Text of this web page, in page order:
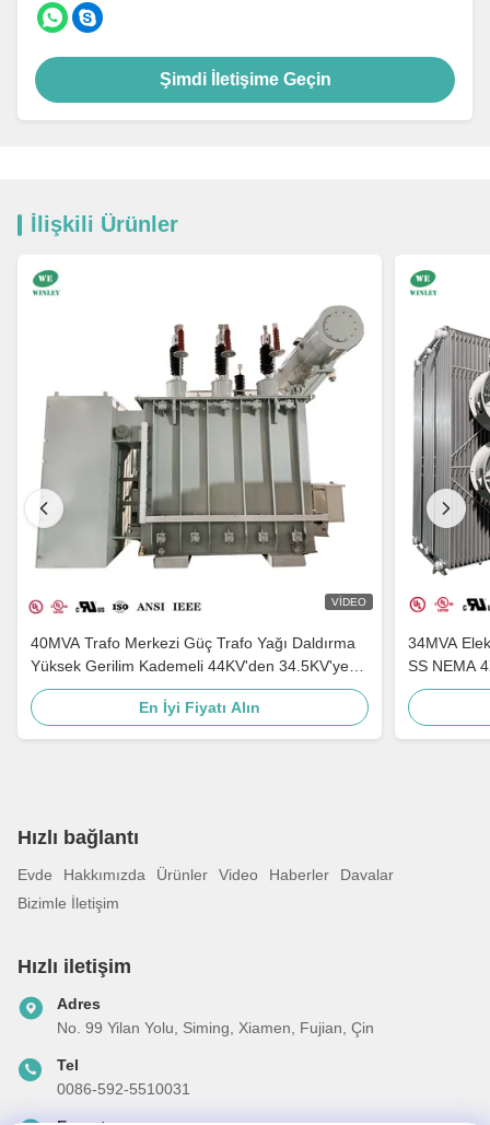
Şimdi İletişime Geçin
İlişkili Ürünler
VIDEO
40MVA Trafo Merkezi Güç Trafo Yağı Daldırma
Yüksek Gerilim Kademeli 44KV'den 34.5KV'ye
ANSI IEEE Standartları
En İyi Fiyatı Alın
34MVA
SS NEMA
Hızlı bağlantı
Evde Hakkımızda Ürünler Video Haberler
Davalar
Bizimle İletişim
Hızlı iletişim
Adres
No. 99 Yilan Yolu, Siming, Xiamen, Fujian, Çin
Tel
0086-592-5510031